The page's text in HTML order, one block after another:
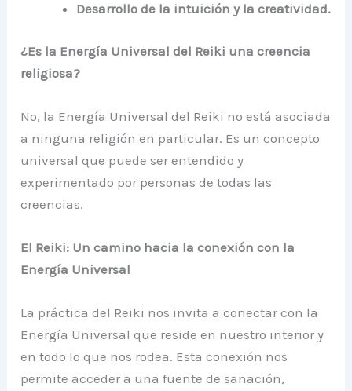
Desarrollo de la intuición y la creatividad.
¿Es la Energía Universal del Reiki una creencia
religiosa?
No, la Energía Universal del Reiki no está asociada
a ninguna religión en particular. Es un concepto
universal que puede ser entendido y
experimentado por personas de todas las
creencias.
El Reiki: Un camino hacia la conexión con la
Energía Universal
La práctica del Reiki nos invita a conectar con la
Energía Universal que reside en nuestro interior y
en todo lo que nos rodea. Esta conexión nos
permite acceder a una fuente de sanación,